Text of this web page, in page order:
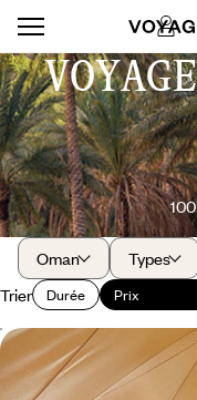
Oman
Types
Trier
Durée Prix
En tête-à-tête à
le désert